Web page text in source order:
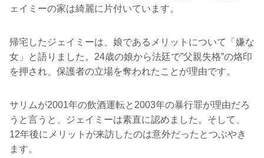
ェイミーの家は綺麗に片付いています。
帰宅したジェイミーは、娘であるメリットについて「嫌な
女」と語りました。24歳の娘から法廷で”父親失格”の烙印
を押され、保護者の立場を奪われたことが理由です。
サリムが2001年の飲酒運転と2003年の暴行罪が理由だろ
うと言うと、ジェイミーは素直に認めました。そして、
12年後にメリットが来訪したのは意外だったとつぶやき
ます。